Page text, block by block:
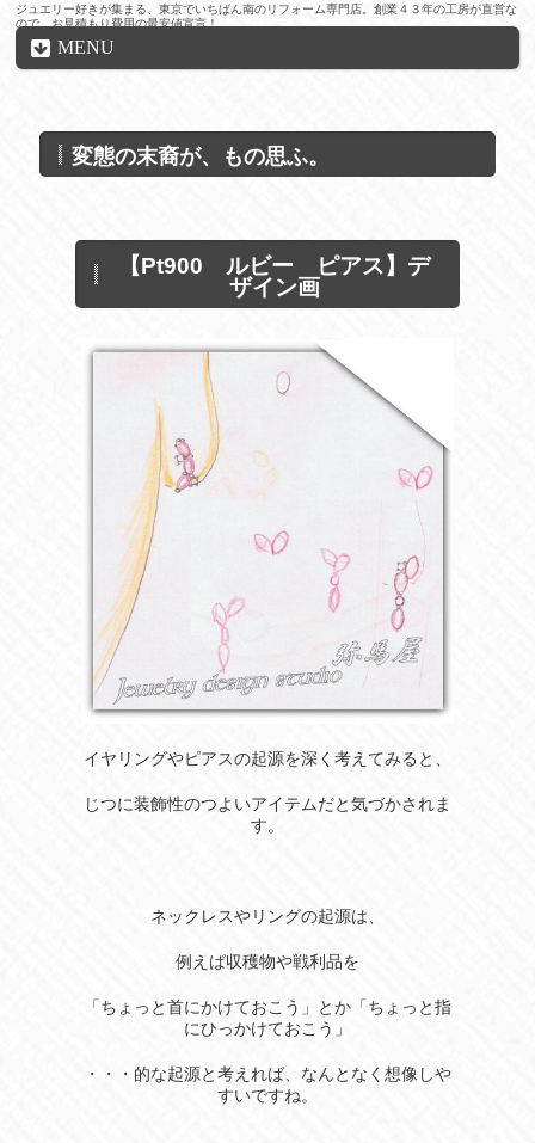
ジュエリー好きが集まる、東京でいちばん南のリフォーム専門店。創業４３年の工房が直営な
ので、お見積もり費用の最安値宣言！
MENU
変態の末裔が、もの思ふ。
【Pt900 ルビー ピアス】デ
ザイン画
イヤリングやピアスの起源を深く考えてみると、
じつに装飾性のつよいアイテムだと気づかされま
す。
ネックレスやリングの起源は、
例えば収穫物や戦利品を
「ちょっと首にかけておこう」とか「ちょっと指
にひっかけておこう」
・・・的な起源と考えれば、なんとなく想像しや
すいですね。